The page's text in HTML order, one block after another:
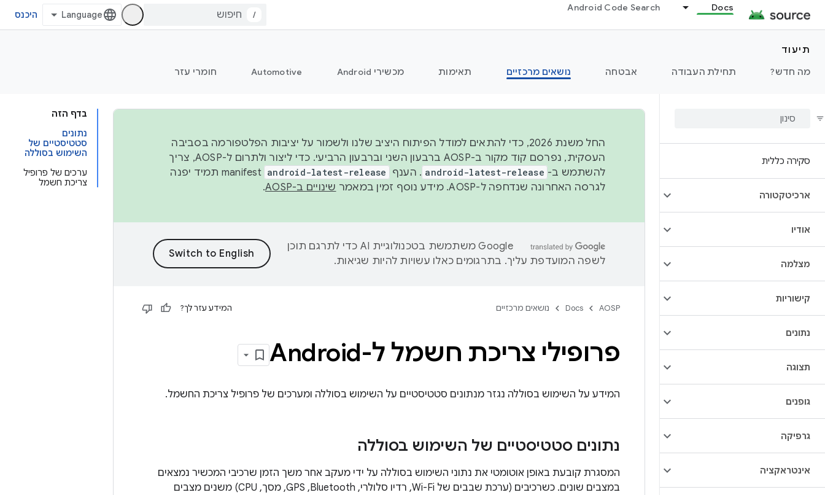
Docs
Android Code Search
/ היכנס
תיעוד
מה חדש?
תחילת העבודה אבטחה נושאים מרכזיים תאימות מכשירי Android Automotive חומרי עזר
סקירה כללית
ארכיטקטורה
אודיו
מצלמה
קישוריות
נתונים
תצוגה
גופנים
גרפיקה
אינטראקציה
בדף הזה
נתונים
סטטיסטיים של
השימוש בסוללה
ערכים של פרופיל
צריכת חשמל
החל משנת 2026, כדי להתאים למודל הפיתוח היציב שלנו ולשמור על יציבות הפלטפורמה בסביבה
העסקית, נפרסם קוד מקור ב-AOSP ברבעון השני וברבעון הרביעי. כדי ליצור ולתרום ל-AOSP, צריך
להשתמש ב- android-latest-release . הענף android-latest-release
manifest תמיד יפנה
לגרסה האחרונה שנדחפה ל-AOSP. מידע נוסף זמין במאמר
שינויים ב-AOSP .
‫Google משתמשת בטכנולוגיית AI כדי לתרגם תוכן
לשפה המועדפת עליך. בתרגומים כאלו עשויות להיות שגיאות.
AOSP
Docs נושאים מרכזיים המידע עזר לך?
פרופילי צריכת חשמל ל-Android
המידע על השימוש בסוללה נגזר מנתונים סטטיסטיים על השימוש בסוללה ומערכים של פרופיל צריכת החשמל.
נתונים סטטיסטיים של השימוש בסוללה
המסגרת קובעת באופן אוטומטי את נתוני השימוש בסוללה על ידי מעקב אחר משך הזמן שרכיבי המכשיר נמצאים
במצבים שונים. כשרכיבים (ערכת שבבים של Wi-Fi, רדיו סלולרי, Bluetooth,‏ GPS, מסך, CPU) משנים מצבים